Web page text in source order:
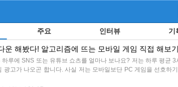
주요 인터뷰 기
운 해봤다! 알고리즘에 뜨는 모바일 게임 직접 해보기
하루에 SNS 또는 유튜브 쇼츠를 얼마나 보나요? 저는 하루 평균
광고가 나오곤 합니다. 사실 저는 모바일보단 PC 게임을 선호하